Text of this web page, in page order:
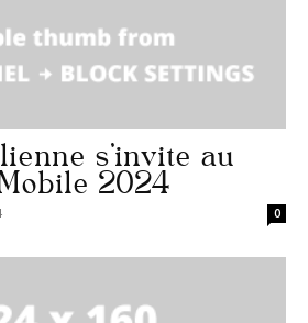
s’invite au
2024
0